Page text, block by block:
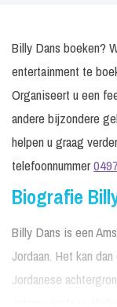
Billy Dans boeken?
entertainment te
Organiseert u een
andere bijzondere
helpen u graag
telefoonnummer
Biografie
Billy Dans is een
Jordaan. Het kan
Jordanese